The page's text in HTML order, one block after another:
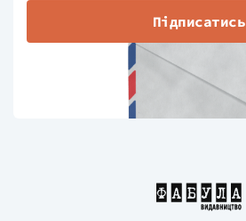
Підписатись